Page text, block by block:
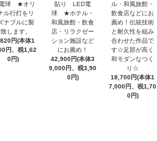
球 ★オリ
ル行灯をリ
ナブルに製
します。
円(本体1
円、税1,62
0円)
貼り LED電
球 ★ホテル・
和風旅館・飲食
店・リラクゼー
ション施設など
にお薦め！
42,900円(本体3
9,000円、税3,90
0円)
ル・和風旅館・
飲食店などにお
薦め！伝統技術
と耐久性を組み
合わせた作品で
す☆足部が高く
和モダンなつく
り☆
18,700円(本体1
7,000円、税1,70
0円)